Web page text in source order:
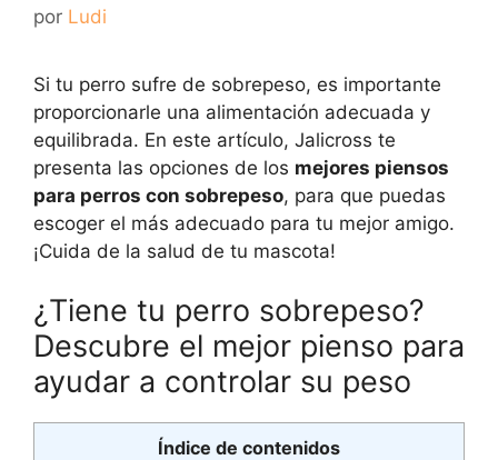
por Ludi
Si tu perro sufre de sobrepeso, es importante
proporcionarle una alimentación adecuada y
equilibrada. En este artículo, Jalicross te
presenta las opciones de los mejores piensos
para perros con sobrepeso, para que puedas
escoger el más adecuado para tu mejor amigo.
¡Cuida de la salud de tu mascota!
¿Tiene tu perro sobrepeso?
Descubre el mejor pienso para
ayudar a controlar su peso
Índice de contenidos